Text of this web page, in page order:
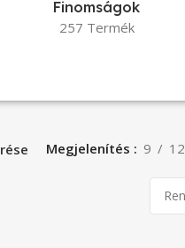
Finomságok
257 Termék
Megjelenítés 9 12